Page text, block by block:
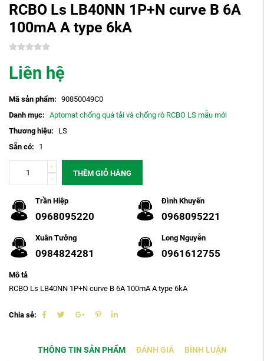
RCBO Ls LB40NN 1P+N curve B 6A
100mA A type 6kA
Liên hệ
Mã sản phẩm: 90850049C0
Danh mục: Aptomat chống quá tải và chống rò RCBO LS mẫu mới
Thương hiệu:
LS
Sẵn có:
1
THÊM GIỎ HÀNG
Trần Hiệp
0968095220
Đình Khuyến
0968095221
Xuân Tưởng
0984824281
Long Nguyễn
0961612755
Mô tả
RCBO Ls LB40NN 1P+N curve B 6A 100mA A type 6kA
Chia sẻ:
THÔNG TIN SẢN PHẨM ĐÁNH GIÁ BÌNH LUẬN